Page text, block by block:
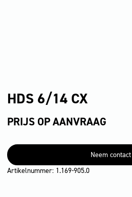
HDS 6/14 CX
PRIJS OP AANVRAAG
Neem
Artikelnummer: 1.169-905.0